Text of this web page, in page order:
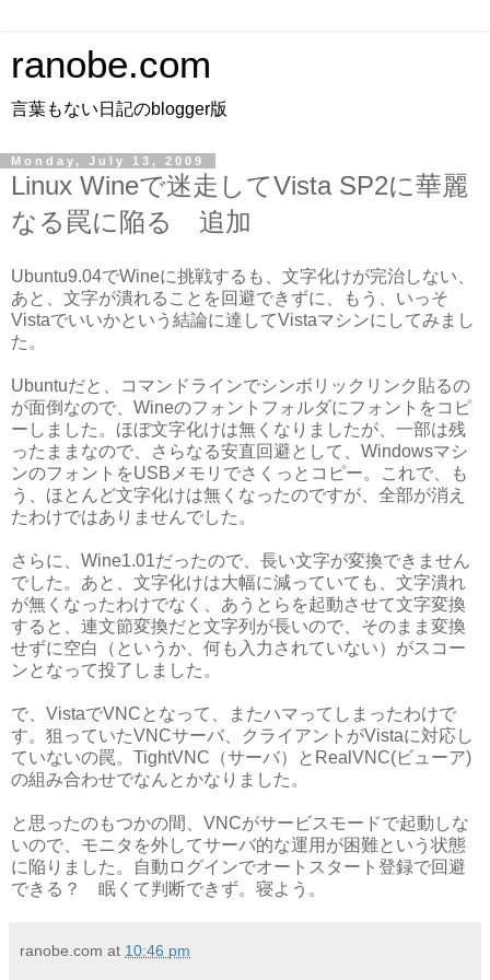
ranobe.com
言葉もない日記のblogger版
Monday, July 13, 2009
Linux Wineで迷走してVista SP2に華麗
なる罠に陥る 追加
Ubuntu9.04でWineに挑戦するも、文字化けが完治しない、
あと、文字が潰れることを回避できずに、もう、いっそ
Vistaでいいかという結論に達してVistaマシンにしてみまし
た。
Ubuntuだと、コマンドラインでシンボリックリンク貼るの
が面倒なので、Wineのフォントフォルダにフォントをコピ
ーしました。ほぼ文字化けは無くなりましたが、一部は残
ったままなので、さらなる安直回避として、Windowsマシ
ンのフォントをUSBメモリでさくっとコピー。これで、も
う、ほとんど文字化けは無くなったのですが、全部が消え
たわけではありませんでした。
さらに、Wine1.01だったので、長い文字が変換できません
でした。あと、文字化けは大幅に減っていても、文字潰れ
が無くなったわけでなく、あうとらを起動させて文字変換
すると、連文節変換だと文字列が長いので、そのまま変換
せずに空白（というか、何も入力されていない）がスコー
ンとなって投了しました。
で、VistaでVNCとなって、またハマってしまったわけで
す。狙っていたVNCサーバ、クライアントがVistaに対応し
ていないの罠。TightVNC（サーバ）とRealVNC(ビューア)
の組み合わせでなんとかなりました。
と思ったのもつかの間、VNCがサービスモードで起動しな
いので、モニタを外してサーバ的な運用が困難という状態
に陥りました。自動ログインでオートスタート登録で回避
できる？ 眠くて判断できず。寝よう。
ranobe.com at 10:46 pm